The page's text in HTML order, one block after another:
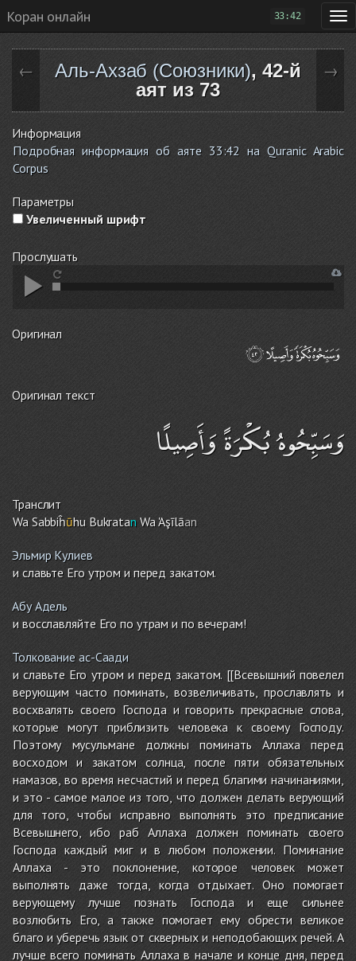
Коран онлайн 33:42
← Аль-Ахзаб (Союзники), 42-й
аят из 73
→
Информация
Подробная информация об аяте 33:42 на Quranic Arabic
Corpus
Параметры
Увеличенный шрифт
Прослушать
Оригинал
Оригинал текст
وَسَبِّحُوهُ بُكْرَةً وَأَصِيلًا
Транслит
Wa SabbiĥūhuBukratanWa 'Aşīlāan
Эльмир Кулиев
и славьте Его утром и перед закатом.
Абу Адель
и восславляйте Его по утрам и по вечерам!
Толкование ас-Саади
и славьте Его утром и перед закатом. [[Всевышний повелел
верующим часто поминать, возвеличивать, прославлять и
восхвалять своего Господа и говорить прекрасные слова,
которые могут приблизить человека к своему Господу.
Поэтому мусульмане должны поминать Аллаха перед
восходом и закатом солнца, после пяти обязательных
намазов, во время несчастий и перед благими начинаниями,
и это - самое малое из того, что должен делать верующий
для того, чтобы исправно выполнять это предписание
Всевышнего, ибо раб Аллаха должен поминать своего
Господа каждый миг и в любом положении. Поминание
Аллаха - это поклонение, которое человек может
выполнять даже тогда, когда отдыхает. Оно помогает
верующему лучше познать Господа и еще сильнее
возлюбить Его, а также помогает ему обрести великое
благо и уберечь язык от скверных и неподобающих речей. А
лучше всего поминать Аллаха в начале и конце дня, перед